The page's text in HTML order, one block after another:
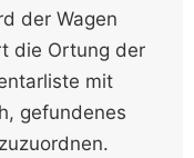
der Wagen
die Ortung der
mit
gefundenes